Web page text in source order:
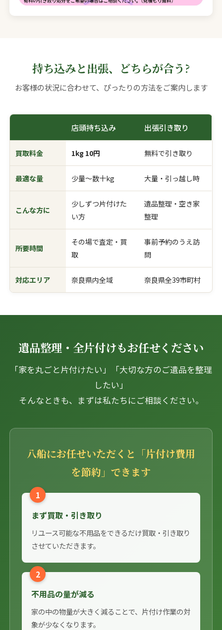
持ち込みと出張、どちらが合う?
お客様の状況に合わせて、ぴったりの方法をご案内します
店頭持ち込み 出張引き取り
買取料金 1kg 10円 無料で引き取り
最適な量 少量〜数十kg 大量・引っ越し時
こんな方に
少しずつ片付けた
い方
遺品整理・空き家
整理
所要時間
その場で査定・買
取
事前予約のうえ訪
問
対応エリア 奈良県内全域 奈良県全39市町村
遺品整理・全片付けもお任せください
「家を丸ごと片付けたい」「大切な方のご遺品を整理
したい」
そんなときも、まずは私たちにご相談ください。
八船にお任せいただくと「片付け費用
を節約」できます
1
まず買取・引き取り
リユース可能な不用品をできるだけ買取・引き取り
させていただきます。
2
不用品の量が減る
家の中の物量が大きく減ることで、片付け作業の対
象が少なくなります。